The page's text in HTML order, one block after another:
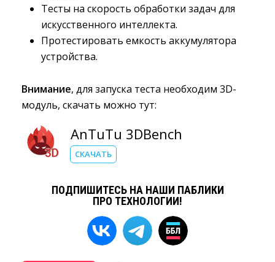
Тесты на скорость обработки задач для
искусственного интеллекта.
Протестировать емкость аккумулятора
устройства.
Внимание, для запуска теста необходим 3D-
модуль, скачать можно тут:
AnTuTu 3DBench
СКАЧАТЬ
ПОДПИШИТЕСЬ НА НАШИ ПАБЛИКИ
ПРО ТЕХНОЛОГИИ!